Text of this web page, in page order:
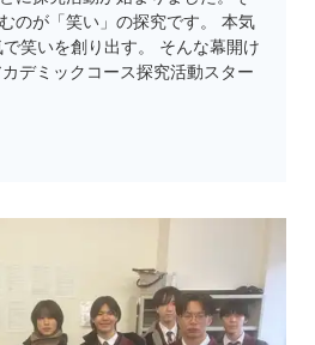
のが「笑い」の探究です。 本気
笑いを創り出す。 そんな幕開け
デミックコース探究活動スター